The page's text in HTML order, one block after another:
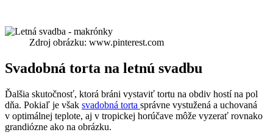
Zdroj obrázku: www.pinterest.com
Svadobná torta na letnú svadbu
Ďalšia skutočnosť, ktorá bráni vystaviť tortu na obdiv hostí na pol
dňa. Pokiaľ je však svadobná torta správne vystužená a uchovaná
v optimálnej teplote, aj v tropickej horúčave môže vyzerať rovnako
grandiózne ako na obrázku.